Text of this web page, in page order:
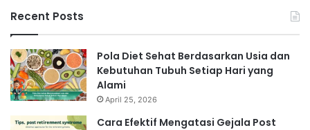
Recent Posts
Pola Diet Sehat Berdasarkan Usia dan
Kebutuhan Tubuh Setiap Hari yang
Alami
April 25, 2026
Cara Efektif Mengatasi Gejala Post